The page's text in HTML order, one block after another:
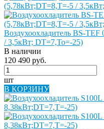
Воздухоохладитель BS-
/ 3,5кВт; DT=7,То=-25)
В наличии
120 490 руб.
шт
В КОРЗИНУ